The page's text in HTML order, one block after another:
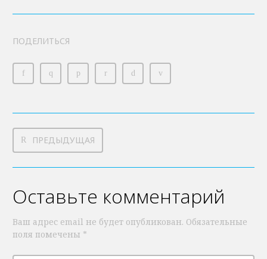
ПОДЕЛИТЬСЯ
ПРЕДЫДУЩАЯ
Оставьте комментарий
Ваш адрес email не будет опубликован. Обязательные
поля помечены *